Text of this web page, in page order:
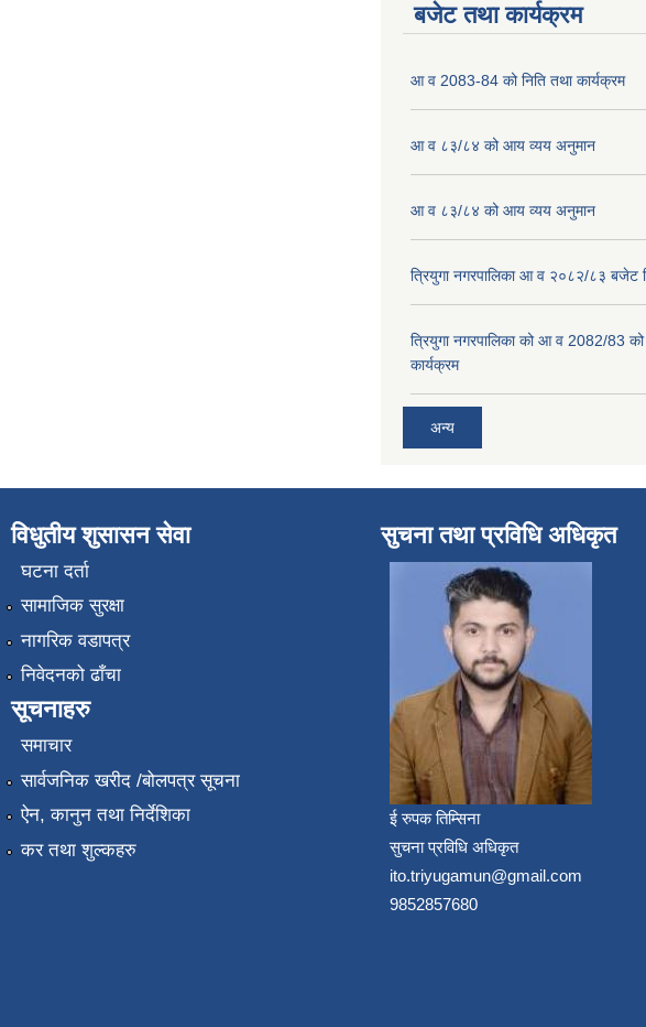
बजेट तथा कार्यक्रम
आ व 2083-84 को निति तथा कार्यक्रम
आ व ८३/८४ को आय व्यय अनुमान
आ व ८३/८४ को आय व्यय अनुमान
त्रियुगा नगरपालिका आ व २०८२/८३ बजेट
त्रियुगा नगरपालिका को आ व 2082/83 को
कार्यक्रम
अन्य
विधुतीय शुसासन सेवा
घटना दर्ता
सामाजिक सुरक्षा
नागरिक वडापत्र
निवेदनको ढाँचा
सूचनाहरु
समाचार
सार्वजनिक खरीद /बोलपत्र सूचना
ऐन, कानुन तथा निर्देशिका
कर तथा शुल्कहरु
सुचना तथा प्रविधि अधिकृत
ई रुपक तिम्सिना
सुचना प्रविधि अधिकृत
ito.triyugamun@gmail.com
9852857680